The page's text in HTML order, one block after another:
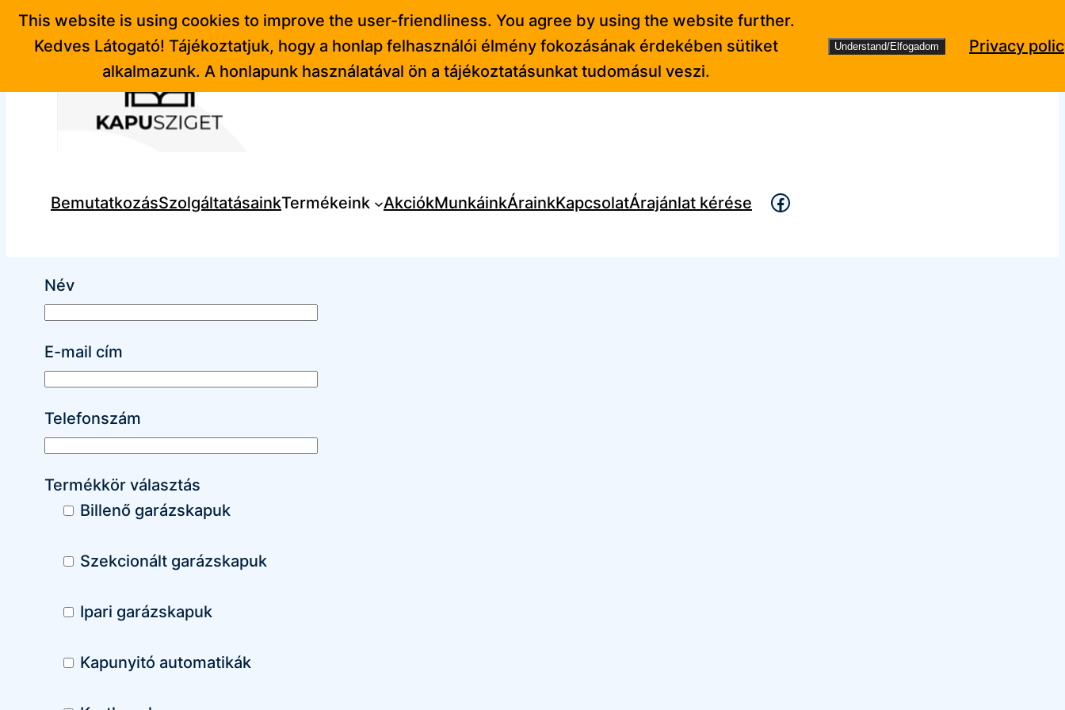
Ugrás
BemutatkozásSzolgáltatásainkTermékeink AkciókMunkáinkÁrainkKapcsolatÁrajánlat kérése Facebook
Név
E-mail cím
Telefonszám
Termékkör választás
Billenő garázskapuk
Szekcionált garázskapuk
Ipari garázskapuk
Kapunyitó automatikák
This website is using cookies to improve the user-friendliness. You agree by using the website further.
Kedves Látogató! Tájékoztatjuk, hogy a honlap felhasználói élmény fokozásának érdekében sütiket
alkalmazunk. A honlapunk használatával ön a tájékoztatásunkat tudomásul veszi.
Understand/Elfogadom Privacy